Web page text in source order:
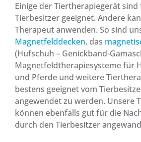
Einige der Tiertherapiegerät sind
Tierbesitzer geeignet. Andere
Therapeut anwenden. So sind
Magnetfelddecken, das
(Hufschuh – Genickband-
Magnetfeldtherapiesysteme für
und Pferde und weitere
bestens geeignet vom
angewendet zu werden. Unsere
können ebenfalls gut für die
durch den Tierbesitzer